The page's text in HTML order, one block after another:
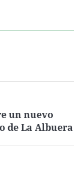
un nuevo
de La Albuera